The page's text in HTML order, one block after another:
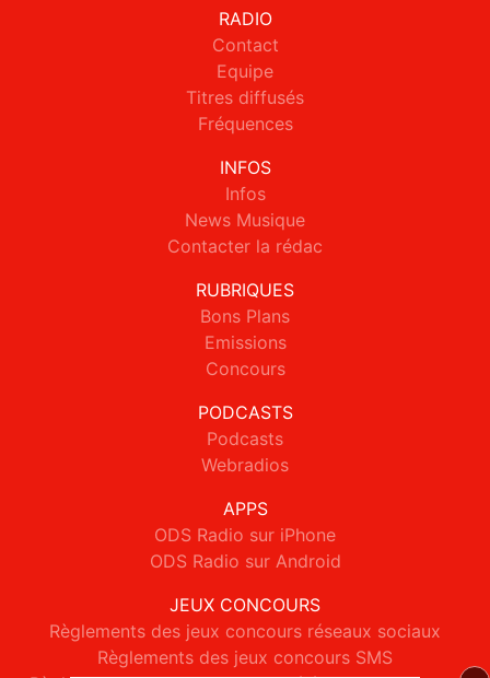
RADIO
Contact
Equipe
Titres diffusés
Fréquences
INFOS
Infos
News Musique
Contacter la rédac
RUBRIQUES
Bons Plans
Emissions
Concours
PODCASTS
Podcasts
Webradios
APPS
ODS Radio sur iPhone
ODS Radio sur Android
JEUX CONCOURS
Règlements des jeux concours réseaux sociaux
Règlements des jeux concours SMS